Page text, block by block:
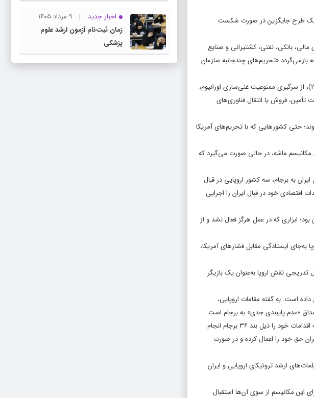
یک طرح جایگزین در صورت شکست
بانکی، نفتی، کشتیرانی و صنایع
بازمی‌گردد «تحریم‌های چندجانبه سازمان
در صورت فعال شدن مکانیسم ماشه، تحریم‌هایی همچون ممنوعیت فروش تسلیحات متعارف به ایران (برخلاف رفع تحریم در سال ۲۰۲۰)، از سرگیری ممنوعیت غنی‌سازی اورانیوم،
فروش یا انتقال فناوری‌های
حتی کشورهایی که با تحریم‌های آمریکا
مکانیسم ماشه، در حالی صورت می‌گیرد که
کامل ایران به برجام، سه کشور اروپایی در قبال
اقتصادی خود در قبال ایران را اجرایی
بود؛ ابزاری که در عمل هرگز فعال نشد و از
به‌جای ایستادگی مقابل فشارهای آمریکا،
تدریجی نقش اروپا به‌عنوان یک بازیگر
است. به گفته مقامات اروپایی،
اما با اشاره به خروج آمریکا از برجام، اعمال تحریم‌های یک‌جانبه، و ناتوانی اروپا در بهره‌مندسازی ایران از منافع توافق، تهران می‌گوید که اقدامات خود را ذیل بند ۳۶ برجام انجام
حق خود را اعمال کرده و در صورت
ارشد تروئیکای اروپایی و ایران
این مکانیسم از سوی آن‌ها استقبال
اخبار جدید
۹ مرداد ۱۴۰۵
زمان ثبت‌نام آزمون ارشد علوم
پزشکی